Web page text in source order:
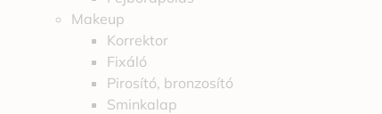
Makeup
Korrektor
Fixáló
Pirosító, bronzosító
Sminkalap